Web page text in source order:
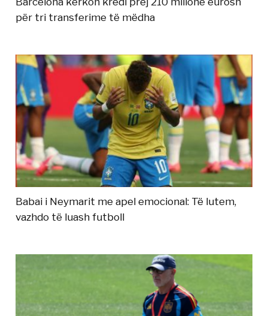
për tri transferime të mëdha
Babai i Neymarit me apel emocional: Të lutem,
vazhdo të luash futboll